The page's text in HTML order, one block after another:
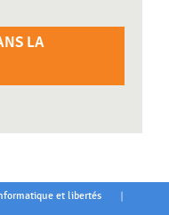
LA
et libertés |